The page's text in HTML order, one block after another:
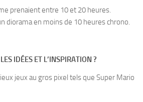
prenaient entre 10 et 20 heures.
diorama en moins de 10 heures chrono.
IDÉES ET L’INSPIRATION ?
jeux au gros pixel tels que Super Mario